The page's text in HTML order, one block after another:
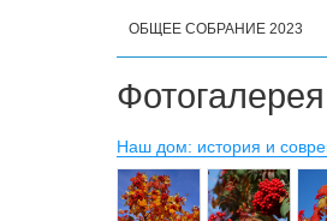
ОБЩЕЕ СОБРАНИЕ 2023
Фотогалерея
Наш дом: история и